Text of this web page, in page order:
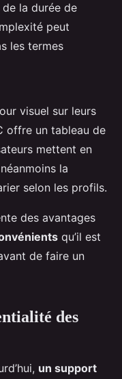
la durée de
peut
les termes
visuel sur leurs
offre un tableau de
mettent en
la
selon les profils.
des avantages
qu’il est
de faire un
des
un support